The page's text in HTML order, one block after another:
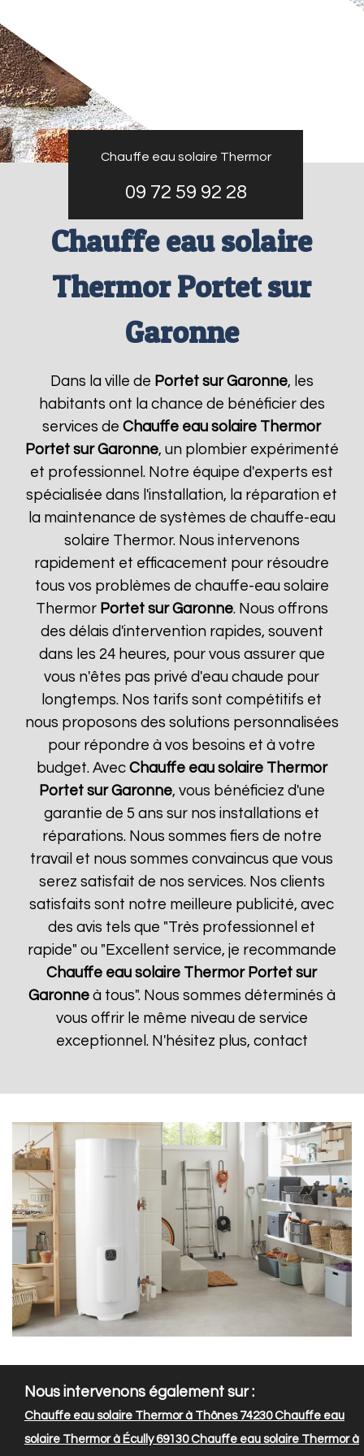
Chauffe eau solaire Thermor
09 72 59 92 28
Chauffe eau solaire
Thermor Portet sur
Garonne
Dans la ville de Portet sur Garonne, les
habitants ont la chance de bénéficier des
services deChauffe eau solaire Thermor
Portet sur Garonne, un plombier expérimenté
et professionnel. Notre équipe d'experts est
spécialisée dans l'installation, la réparation et
la maintenance de systèmes de chauffe-eau
solaire Thermor. Nous intervenons
rapidement et efficacement pour résoudre
tous vos problèmes de chauffe-eau solaire
Thermor Portet sur Garonne. Nous offrons
des délais d'intervention rapides, souvent
dans les 24 heures, pour vous assurer que
vous n'êtes pas privé d'eau chaude pour
longtemps. Nos tarifs sont compétitifs et
nous proposons des solutions personnalisées
pour répondre à vos besoins et à votre
budget. Avec Chauffe eau solaire Thermor
Portet sur Garonne, vous bénéficiez d'une
garantie de 5 ans sur nos installations et
réparations. Nous sommes fiers de notre
travail et nous sommes convaincus que vous
serez satisfait de nos services. Nos clients
satisfaits sont notre meilleure publicité, avec
des avis tels que "Très professionnel et
rapide" ou "Excellent service, je recommande
Chauffe eau solaire Thermor Portet sur
Garonneà tous". Nous sommes déterminés à
vous offrir le même niveau de service
exceptionnel. N'hésitez plus, contact
Nous intervenons également sur :
Chauffe eau solaire Thermor à Thônes 74230Chauffe eau
solaire Thermor à Écully 69130Chauffe eau solaire Thermor à